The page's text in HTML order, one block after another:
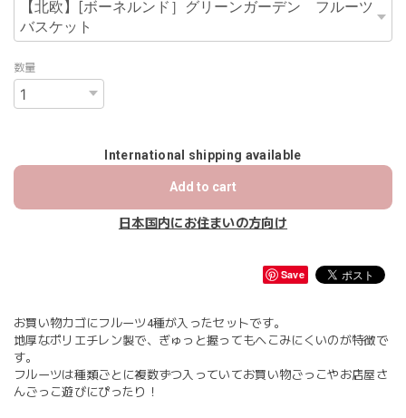
数量
International shipping available
Add to cart
日本国内にお住まいの方向け
Save
お買い物カゴにフルーツ4種が入ったセットです。
地厚なポリエチレン製で、ぎゅっと握ってもへこみにくいのが特徴で
す。
フルーツは種類ごとに複数ずつ入っていてお買い物ごっこやお店屋さ
んごっこ遊びにぴったり！